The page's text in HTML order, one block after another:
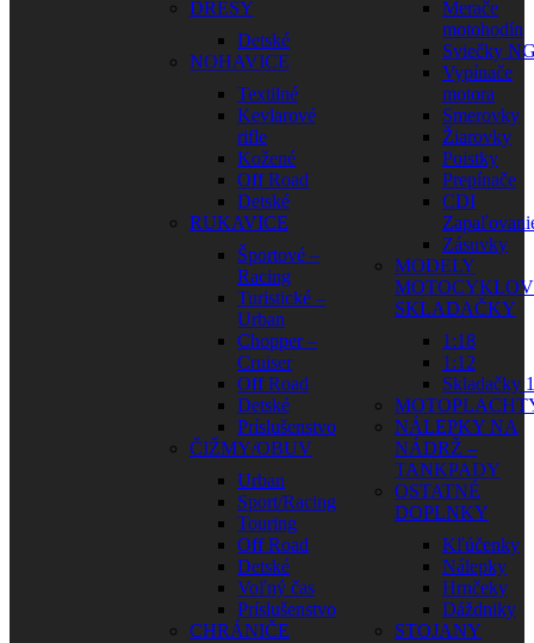
DRESY
Detské
NOHAVICE
Textilné
Kevlarové
rifle
Kožené
Off Road
Detské
RUKAVICE
Športové –
Racing
Turistické –
Urban
Chopper –
Cruiser
Off Road
Detské
Príslušenstvo
ČIŽMY/OBUV
Urban
Sport/Racing
Touring
Off Road
Detské
Voľný čas
Príslušenstvo
CHRÁNIČE
Merače
motohodín
Sviečky
Vypínače
motora
Smerovky
Žiarovky
Poistky
Prepínače
CDI
Zásuvky
MODELY
SKLADAČKY
1:18
1:12
Skladačky
NÁLEPKY NA
NÁDRŽ –
TANKPADY
OSTATNÉ
DOPLNKY
Kľúčenky
Nálepky
Hrnčeky
Dáždniky
STOJANY